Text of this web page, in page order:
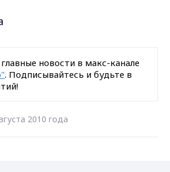
новости в макс-канале
. Подписывайтесь и будьте в
2010 года